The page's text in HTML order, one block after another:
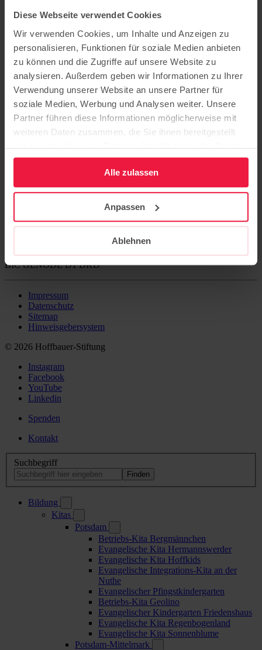
Diese Webseite verwendet Cookies
Wir verwenden Cookies, um Inhalte und Anzeigen zu
personalisieren, Funktionen für soziale Medien anbieten
zu können und die Zugriffe auf unsere Website zu
analysieren. Außerdem geben wir Informationen zu Ihrer
Verwendung unserer Website an unsere Partner für
soziale Medien, Werbung und Analysen weiter. Unsere
Partner führen diese Informationen möglicherweise mit
weiteren Daten zusammen, die Sie ihnen bereitgestellt
haben oder die sie im Rahmen Ihrer Nutzung der Dienste
gesammelt haben.
Alle zulassen
Anpassen
Ablehnen
Ausbildung
Beratung
Über uns
Aktuelles
Veranstaltungen
Kontakt
Publikationen
Newsletter
Folgen Sie uns auf
Linkedin
Spendenkonto
IBAN DE74 3506 0190 0000 0056 57
BIC GENODE D1 DKD
Impressum
Datenschutz
Sitemap
Hinweisgebersystem
© 2026 Hoffbauer-Stiftung
Instagram
Facebook
YouTube
Linkedin
Spenden
Kontakt
Suchbegriff
Bildung
Kitas
Potsdam
Betriebs-Kita Bergmännchen
Evangelische Kita Hermannswerder
Evangelische Kita Hoffkids
Evangelische Integrations-Kita an der
Nuthe
Evangelischer Pfingstkindergarten
Betriebs-Kita Geolino
Evangelischer Kindergarten Friedenshaus
Evangelische Kita Regenbogenland
Evangelische Kita Sonnenblume
Potsdam-Mittelmark